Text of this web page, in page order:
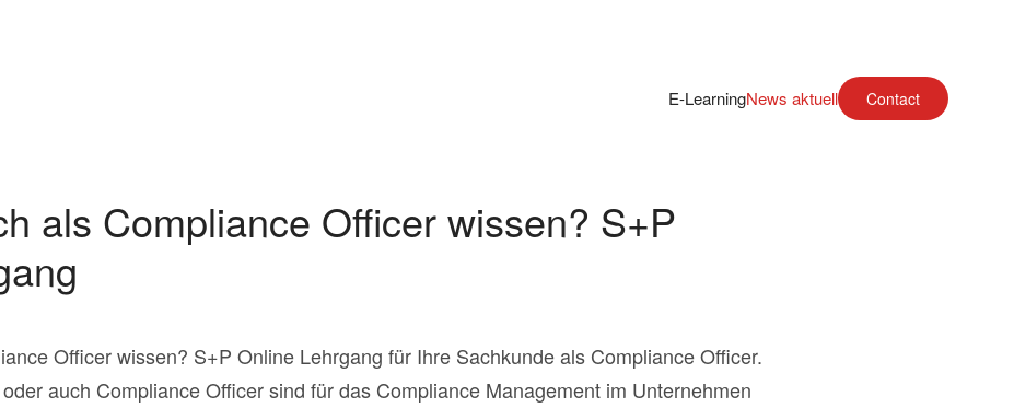
E-LearningNews aktuell Contact
als Compliance Officer wissen? S+P
Officer wissen? S+P Online Lehrgang für Ihre Sachkunde als Compliance Officer.
auch Compliance Officer sind für das Compliance Management im Unternehmen